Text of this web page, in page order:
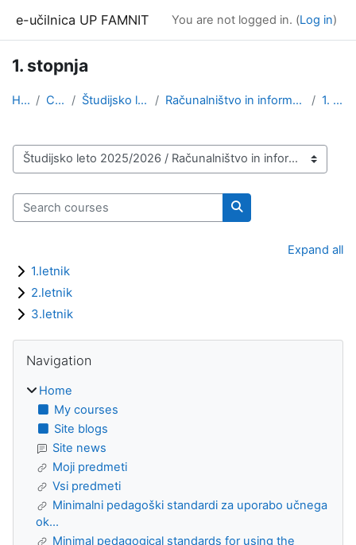
e-učilnica UP FAMNIT You are not logged in. (Log in)
1. stopnja
Home Courses Študijsko leto 2025/2026 Računalništvo in informatika, angleška izvedba (1.... 1. stopnja
Course categories
Search courses
Search courses
Expand all
1.letnik
2.letnik
3.letnik
Blocks
Navigation
Home
My courses
Site blogs
Site news
Moji predmeti
Vsi predmeti
Minimalni pedagoški standardi za uporabo učnega
ok...
Minimal pedagogical standards for using the